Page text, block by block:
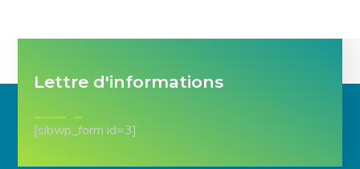
Lettre d'informations
[sibwp_form id=3]